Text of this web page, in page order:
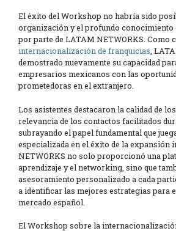
El éxito del Workshop no habría sido
organización y el profundo conocimiento
por parte de LATAM NETWORKS. Como
internacionalización de franquicias,
demostrado nuevamente su capacidad
empresarios mexicanos con las
prometedoras en el extranjero.
Los asistentes destacaron la calidad de
relevancia de los contactos facilitados
subrayando el papel fundamental que
especializada en el éxito de la expansión
NETWORKS no solo proporcionó una
aprendizaje y el networking, sino que
asesoramiento personalizado a cada
a identificar las mejores estrategias para
mercado español.
El Workshop sobre la